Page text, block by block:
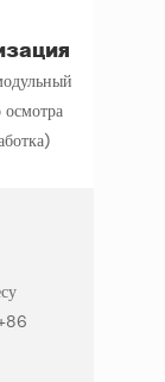
осмотра